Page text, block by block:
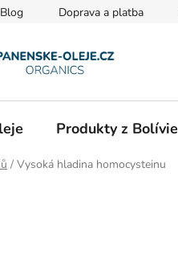
Blog Doprava a platba
Produkty z Bolívie
/ Vysoká hladina homocysteinu